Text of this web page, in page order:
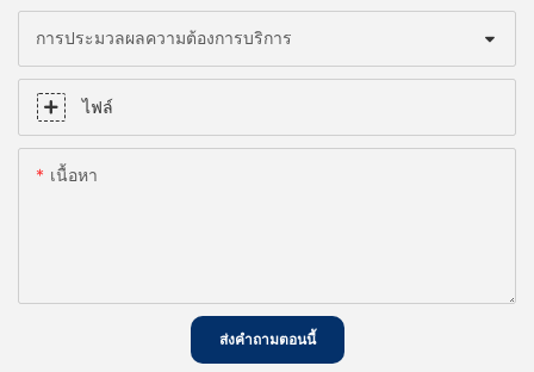
การประมวลผลความต้องการบริการ
ไฟล์
เนื้อหา
ส่งคำถามตอนนี้